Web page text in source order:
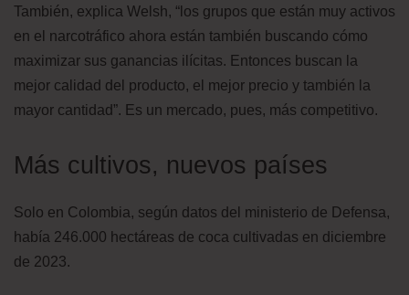
También, explica Welsh, “los grupos que están muy activos
en el narcotráfico ahora están también buscando cómo
maximizar sus ganancias ilícitas. Entonces buscan la
mejor calidad del producto, el mejor precio y también la
mayor cantidad”. Es un mercado, pues, más competitivo.
Más cultivos, nuevos países
Solo en Colombia, según datos del ministerio de Defensa,
había 246.000 hectáreas de coca cultivadas en diciembre
de 2023.